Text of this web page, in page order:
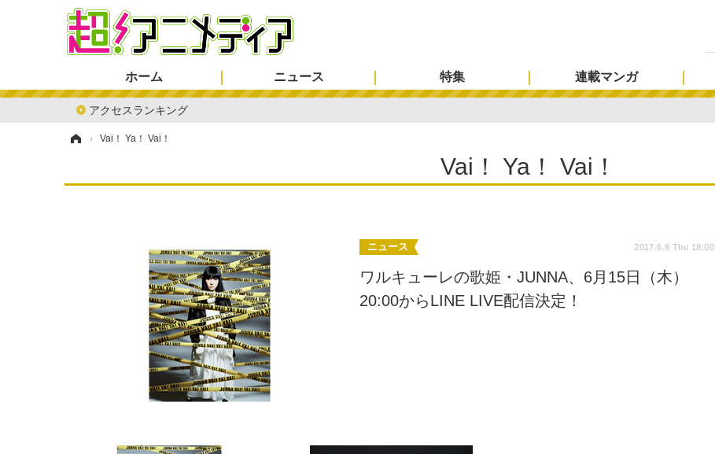
ホーム
アクセスランキング
ニュース 特集 連載マンガ
› Vai！ Ya！ Vai！
Vai！ Ya！ Vai！
ニュース 2017.6.8 Thu 18:00
ワルキューレの歌姫・JUNNA、6月15日（木）
20:00からLINE LIVE配信決定！